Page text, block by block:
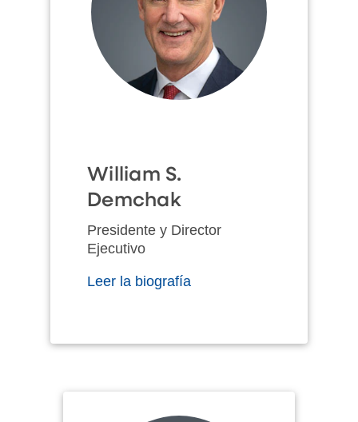
William S.
Demchak
Presidente y Director
Ejecutivo
Leer la biografía